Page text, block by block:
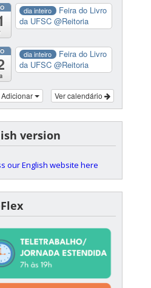
dia inteiro
Feira do Livro
da UFSC @Reitoria
dia inteiro
Feira do Livro
da UFSC @Reitoria
Ver calendário
Adicionar
version
our English website here